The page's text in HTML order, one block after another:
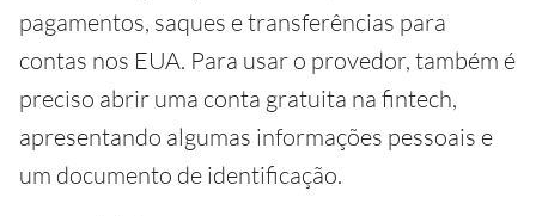
pagamentos, saques e transferências para
contas nos EUA. Para usar o provedor, também é
preciso abrir uma conta gratuita na fintech,
apresentando algumas informações pessoais e
um documento de identificação.